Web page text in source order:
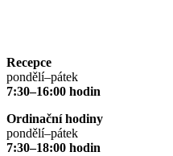
Recepce
pondělí–pátek
7:30–16:00 hodin
Ordinační hodiny
pondělí–pátek
7:30–18:00 hodin